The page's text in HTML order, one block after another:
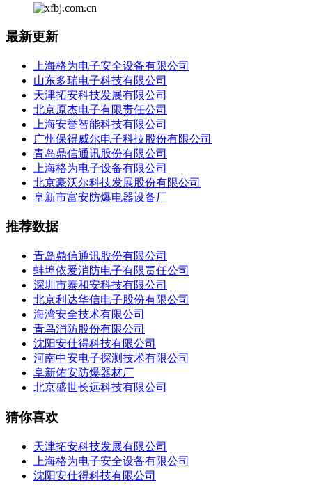
最新更新
上海格为电子安全设备有限公司
山东多瑞电子科技有限公司
天津拓安科技发展有限公司
北京原杰电子有限责任公司
上海安誉智能科技有限公司
广州保得威尔电子科技股份有限公司
青岛鼎信通讯股份有限公司
上海格为电子设备有限公司
北京豪沃尔科技发展股份有限公司
阜新市富安防爆电器设备厂
推荐数据
青岛鼎信通讯股份有限公司
蚌埠依爱消防电子有限责任公司
深圳市泰和安科技有限公司
北京利达华信电子股份有限公司
海湾安全技术有限公司
青鸟消防股份有限公司
沈阳安仕得科技有限公司
河南中安电子探测技术有限公司
阜新佑安防爆器材厂
北京盛世长远科技有限公司
猜你喜欢
天津拓安科技发展有限公司
上海格为电子安全设备有限公司
沈阳安仕得科技有限公司